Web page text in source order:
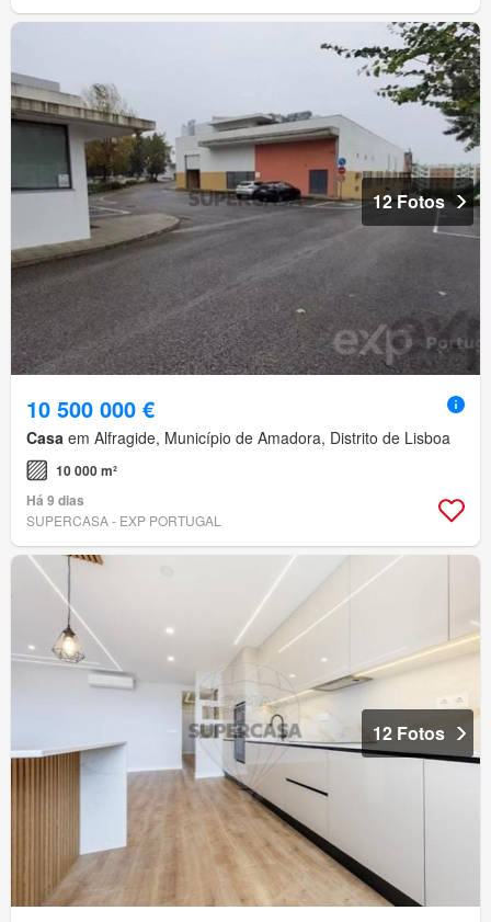
12 Fotos
10 500 000 €
Casa em Alfragide, Município de Amadora, Distrito de Lisboa
10 000 m²
Há 9 dias
SUPERCASA - EXP PORTUGAL
12 Fotos